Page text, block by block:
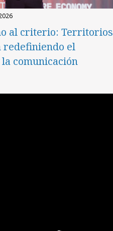
al criterio: Territorios
redefiniendo el
comunicación